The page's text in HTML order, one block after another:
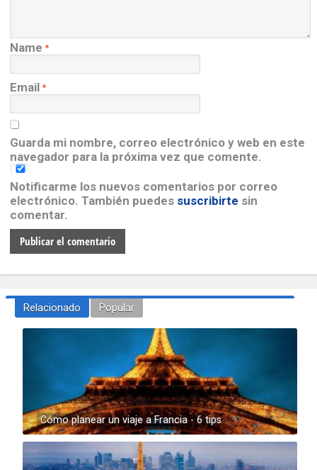
Name *
Email *
Guarda mi nombre, correo electrónico y web en este
navegador para la próxima vez que comente.
Notificarme los nuevos comentarios por correo
electrónico. También puedes suscribirte sin
comentar.
Relacionado Popular
Cómo planear un viaje a Francia - 6 tips